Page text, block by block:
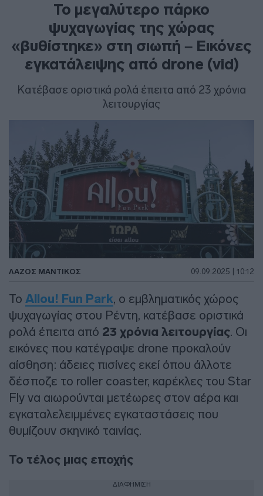
Το μεγαλύτερο πάρκο
ψυχαγωγίας της χώρας
«βυθίστηκε» στη σιωπή – Εικόνες
εγκατάλειψης από drone (vid)
Κατέβασε οριστικά ρολά έπειτα από 23 χρόνια
λειτουργίας
ΛΑΖΟΣ ΜΑΝΤΙΚΟΣ 09.09.2025 | 10:12
Το Allou! Fun Park, ο εμβληματικός χώρος
ψυχαγωγίας στου Ρέντη, κατέβασε οριστικά
ρολά έπειτα από 23 χρόνια λειτουργίας. Οι
εικόνες που κατέγραψε drone προκαλούν
αίσθηση: άδειες πισίνες εκεί όπου άλλοτε
δέσποζε το roller coaster, καρέκλες του Star
Fly να αιωρούνται μετέωρες στον αέρα και
εγκαταλελειμμένες εγκαταστάσεις που
θυμίζουν σκηνικό ταινίας.
Το τέλος μιας εποχής
ΔΙΑΦΗΜΙΣΗ